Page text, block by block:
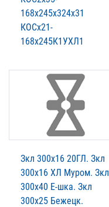
168х245х324х31
КОСх21-
168х245К1УХЛ1
Зкл 300х16 20ГЛ. Зкл
300х16 ХЛ Муром. Зкл
300х40 Е-шка. Зкл
300х25 Бежецк.